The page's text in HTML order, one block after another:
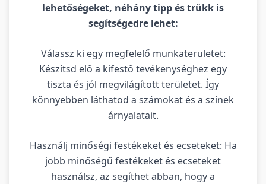
lehetőségeket, néhány tipp és trükk is
segítségedre lehet:
Válassz ki egy megfelelő munkaterületet:
Készítsd elő a kifestő tevékenységhez egy
tiszta és jól megvilágított területet. Így
könnyebben láthatod a számokat és a színek
árnyalatait.
Használj minőségi festékeket és ecseteket: Ha
jobb minőségű festékeket és ecseteket
használsz, az segíthet abban, hogy a